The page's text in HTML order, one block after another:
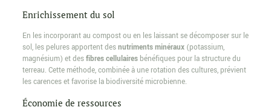
Enrichissement du sol
En les incorporant au compost ou en les laissant se décomposer sur le
sol, les pelures apportent desnutriments minéraux(potassium,
magnésium) et desfibres cellulairesbénéfiques pour la structure du
terreau. Cette méthode, combinée à une rotation des cultures, prévient
les carences et favorise la biodiversité microbienne.
Économie de ressources